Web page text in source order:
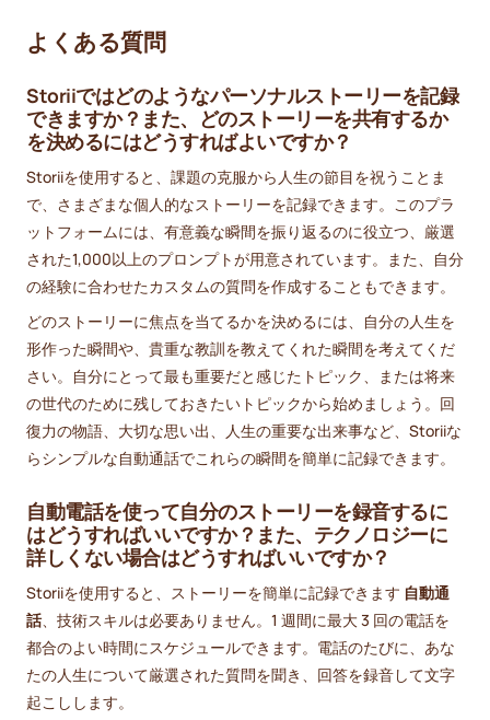
よくある質問
Storiiではどのようなパーソナルストーリーを記録
できますか？また、どのストーリーを共有するか
を決めるにはどうすればよいですか？
Storiiを使用すると、課題の克服から人生の節目を祝うことま
で、さまざまな個人的なストーリーを記録できます。このプラ
ットフォームには、有意義な瞬間を振り返るのに役立つ、厳選
された1,000以上のプロンプトが用意されています。また、自分
の経験に合わせたカスタムの質問を作成することもできます。
どのストーリーに焦点を当てるかを決めるには、自分の人生を
形作った瞬間や、貴重な教訓を教えてくれた瞬間を考えてくだ
さい。自分にとって最も重要だと感じたトピック、または将来
の世代のために残しておきたいトピックから始めましょう。回
復力の物語、大切な思い出、人生の重要な出来事など、Storiiな
らシンプルな自動通話でこれらの瞬間を簡単に記録できます。
自動電話を使って自分のストーリーを録音するに
はどうすればいいですか？また、テクノロジーに
詳しくない場合はどうすればいいですか？
Storiiを使用すると、ストーリーを簡単に記録できます 自動通
話、技術スキルは必要ありません。1 週間に最大 3 回の電話を
都合のよい時間にスケジュールできます。電話のたびに、あな
たの人生について厳選された質問を聞き、回答を録音して文字
起こしします。